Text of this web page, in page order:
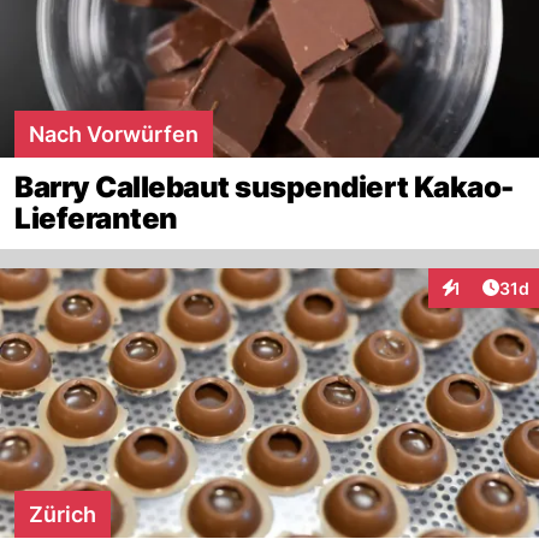
Nach Vorwürfen
Barry Callebaut suspendiert Kakao-
Lieferanten
1 31d
Zürich